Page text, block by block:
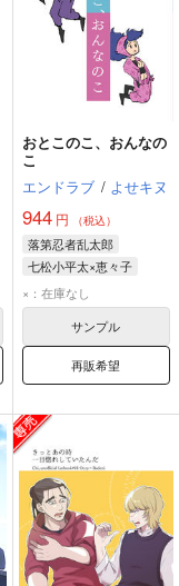
おとこのこ、おんなの
こ
エンドラブ / よせキヌ
944円 （税込）
落第忍者乱太郎
七松小平太×恵々子
七松小平太
×：在庫なし
サンプル
再販希望